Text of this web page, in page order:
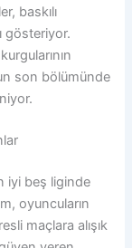
baskılı
gösteriyor.
son bölümünde
iyi beş liginde
oyuncuların
maçlara alışık